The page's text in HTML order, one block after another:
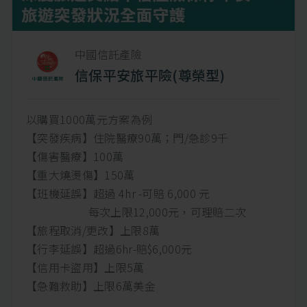
中國信託產險
信保平安旅平險(尊榮型)
以購買1000萬元方案為例
【突發疾病】住院醫療90萬；門/急診9千
【傷害醫療】100萬
【重大燒燙傷】150萬
【班機延誤】超過 4hr -可賠 6,000 元
每次上限12,000元，可理賠二次
【旅程取消/更改】上限8萬
【行李延誤】超過6hr-賠$6,000元
【信用卡盜用】上限5萬
【急難救助】上限6萬美金